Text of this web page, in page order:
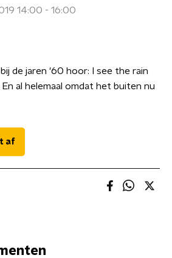
14:00 - 16:00
de jaren '60 hoor: I see the rain
al helemaal omdat het buiten nu
af